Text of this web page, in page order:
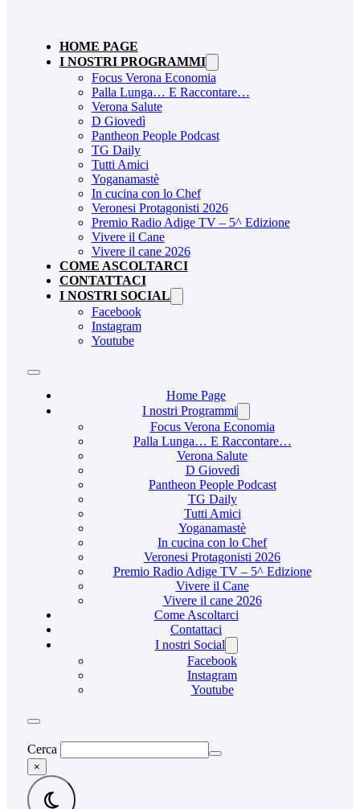
HOME PAGE
I NOSTRI PROGRAMMI
Focus Verona Economia
Palla Lunga… E Raccontare…
Verona Salute
D Giovedì
Pantheon People Podcast
TG Daily
Tutti Amici
Yoganamastè
In cucina con lo Chef
Veronesi Protagonisti 2026
Premio Radio Adige TV – 5^ Edizione
Vivere il Cane
Vivere il cane 2026
COME ASCOLTARCI
CONTATTACI
I NOSTRI SOCIAL
Facebook
Instagram
Youtube
Home Page
I nostri Programmi
Focus Verona Economia
Palla Lunga… E Raccontare…
Verona Salute
D Giovedì
Pantheon People Podcast
TG Daily
Tutti Amici
Yoganamastè
In cucina con lo Chef
Veronesi Protagonisti 2026
Premio Radio Adige TV – 5^ Edizione
Vivere il Cane
Vivere il cane 2026
Come Ascoltarci
Contattaci
I nostri Social
Facebook
Instagram
Youtube
Cerca
×